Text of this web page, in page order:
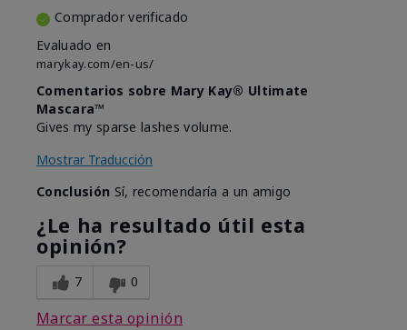
Comprador verificado
Evaluado en
marykay.com/en-us/
Comentarios sobre Mary Kay® Ultimate
Mascara™
Gives my sparse lashes volume.
Mostrar Traducción
Conclusión Sí, recomendaría a un amigo
¿Le ha resultado útil esta
opinión?
7 0
Marcar esta opinión